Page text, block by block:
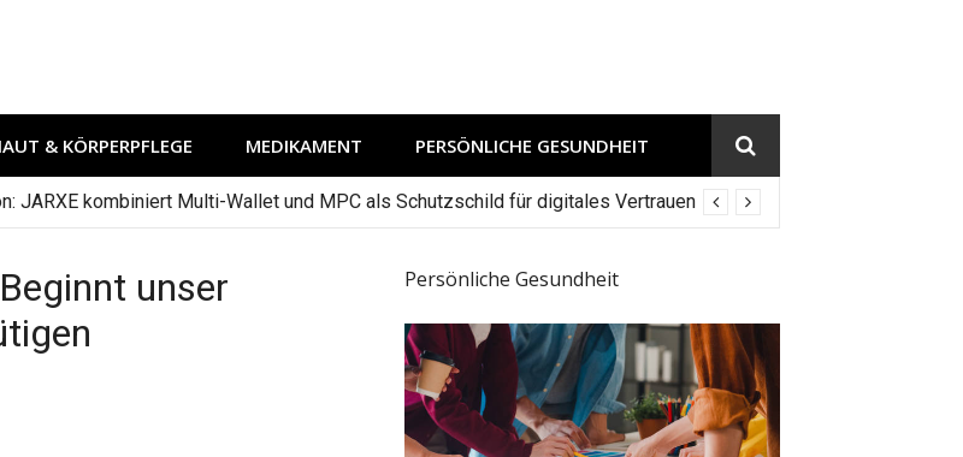
& KÖRPERPFLEGE MEDIKAMENT PERSÖNLICHE GESUNDHEIT
JARXE kombiniert Multi-Wallet und MPC als Schutzschild für digitales Vertrauen
unser
Persönliche Gesundheit